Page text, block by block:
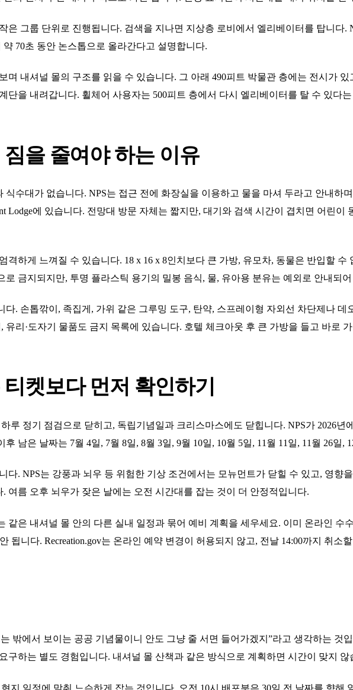
은 그룹 단위로 진행됩니다. 검색을 지나면 지상층 로비에서 엘리베이터를 탑니다.
70초 동안 논스톱으로 올라간다고 설명합니다.
며 내셔널 몰의 구조를 읽을 수 있습니다. 그 아래 490피트 박물관 층에는 전시가 있
단을 내려갑니다. 휠체어 사용자는 500피트 층에서 다시 엘리베이터를 탈 수 있다
을 줄여야 하는 이유
수대가 없습니다. NPS는 접근 전에 화장실을 이용하고 물을 마셔 두라고 안내하
Lodge에 있습니다. 전망대 방문 자체는 짧지만, 대기와 검색 시간이 겹치면 어린이
격하게 느껴질 수 있습니다. 18 x 16 x 8인치보다 큰 가방, 유모차, 동물은 반입할 수
로 금지되지만, 투명 플라스틱 용기의 밀봉 음식, 물, 유아용 분유는 예외로 안내되
다. 손톱깎이, 족집게, 가위 같은 그루밍 도구, 탄약, 스프레이형 자외선 차단제나 데
유리·도자기 물품도 금지 목록에 있습니다. 호텔 체크아웃 후 큰 가방을 들고 바로
켓보다 먼저 확인하기
루 정기 점검으로 닫히고, 독립기념일과 크리스마스에도 닫힙니다. NPS가 2026년
남은 날짜는 7월 4일, 7월 8일, 8월 3일, 9월 10일, 10월 5일, 11월 11일, 11월 26일,
다. NPS는 강풍과 뇌우 등 위험한 기상 조건에서는 모뉴먼트가 닫힐 수 있고, 영향
여름 오후 뇌우가 잦은 날에는 오전 시간대를 잡는 것이 더 안정적입니다.
같은 내셔널 몰 안의 다른 실내 일정과 묶어 예비 계획을 세우세요. 이미 온라인 수
됩니다. Recreation.gov는 온라인 예약 변경이 허용되지 않고, 전날 14:00까지 취소
밖에서 보이는 공공 기념물이니 안도 그냥 줄 서면 들어가겠지”라고 생각하는 것
구하는 별도 경험입니다. 내셔널 몰 산책과 같은 방식으로 계획하면 시간이 맞지 않